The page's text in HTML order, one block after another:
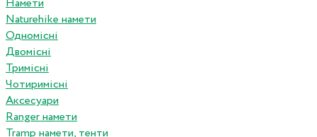
Намети
Naturehike намети
Одномісні
Двомісні
Тримісні
Чотиримісні
Аксесуари
Ranger намети
Tramp намети, тенти